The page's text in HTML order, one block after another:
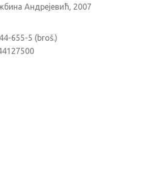
Андрејевић, 2007
655-5 (broš.)